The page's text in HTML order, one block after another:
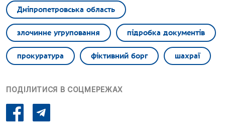
Дніпропетровська область
злочинне угруповання підробка документів
прокуратура фіктивний борг шахраї
ПОДІЛИТИСЯ В СОЦМЕРЕЖАХ